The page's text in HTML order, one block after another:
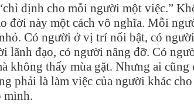
định cho mỗi người một việc.”
đời này một cách vô nghĩa. Mỗi
Có người ở vị trí nổi bật, có
lãnh đạo, có người nâng đỡ. Có
không thấy mùa gặt. Nhưng ai cũng
phải là làm việc của người khác
mình.